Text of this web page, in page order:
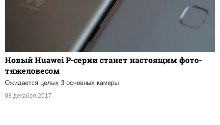
Новый Huawei P-серии станет настоящим фото-
тяжеловесом
Ожидается целых 3 основных камеры
08 декабря 2017